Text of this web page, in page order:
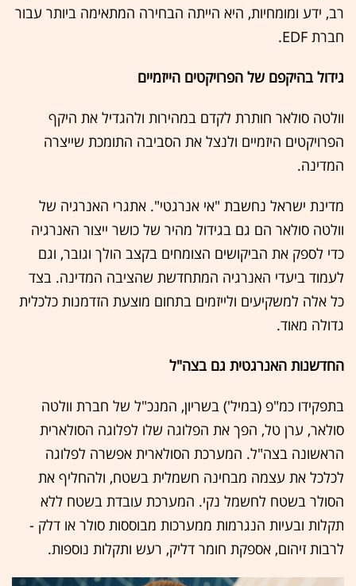
רב, ידע ומומחיות, היא הייתה הבחירה המתאימה ביותר עבור
חברת EDF.
גידול בהיקפם של הפרויקטים הייזמיים
וולטה סולאר חותרת לקדם במהירות ולהגדיל את היקף
הפרויקטים היזמיים ולנצל את הסביבה התומכת שייצרה
המדינה.
מדינת ישראל נחשבת "אי אנרגטי". אתגרי האנרגיה של
וולטה סולאר הם גם בגידול מהיר של כושר ייצור האנרגיה
כדי לספק את הביקושים הצומחים בקצב הולך וגובר, וגם
לעמוד ביעדי האנרגיה המתחדשת שהציבה המדינה. בצד
כל אלה למשקיעים ולייזמים בתחום מוצעת הזדמנות כלכלית
גדולה מאוד.
החדשנות האנרגטית גם בצה"ל
בתפקידו כמ"פ (במיל') בשריון, המנכ"ל של חברת וולטה
סולאר, ערן טל, הפך את הפלוגה שלו לפלוגה הסולארית
הראשונה בצה"ל. המערכת הסולארית אפשרה לפלוגה
לכלכל את עצמה מבחינה חשמלית בשטח, ולהחליף את
הסולר בשטח לחשמל נקי. המערכת עובדת בשטח ללא
תקלות ובעיות הנגרמות ממערכות מבוססות סולר או דלק -
לרבות זיהום, אספקת חומר דליק, רעש ותקלות נוספות.